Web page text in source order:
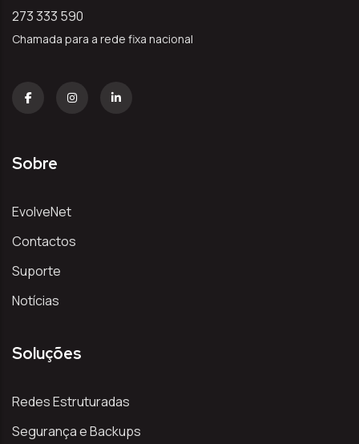
273 333 590
Chamada para a rede fixa nacional
Sobre
EvolveNet
Contactos
Suporte
Notícias
Soluções
Redes Estruturadas
Segurança e Backups